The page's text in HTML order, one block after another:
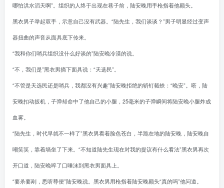
哪怕洪水滔天啊”。组织的人终于出现在巷子前，陆安晚用手枪指着他额头。
黑衣男子举起双手，示意自己没有武器。“陆先生，我们谈谈？”男子明显经过变声
器扭曲的声音从面具底下传来。
“我和你们哨兵组织没什么好谈的”陆安晚冷漠的说。
“不，我们是”黑衣男摘下面具说：“天选民”。
“不管是天选民还是哨兵，我都没有兴趣”陆安晚拒绝的斩钉截铁：“晚安”。嗒，陆
安晚扣动扳机，子弹却命中了他自己的小腿，25毫米的子弹瞬间将陆安晚小腿炸成
血雾。
“陆先生，时代早就不一样了”黑衣男看着脸色苍白，半跪在地的陆安晚，陆安晚自
嘲笑笑，靠着墙坐了下来。“不知道陆先生现在对我的提议有什么看法”黑衣男再次
开口道，陆安晚啐了口唾沫到黑衣男面具上。
“要杀要剐，悉听尊便”陆安晚说。黑衣男用枪指着陆安晚额头“真的吗”他问道。